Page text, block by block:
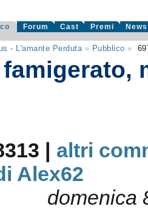
Forum Cast Premi News
- L'amante Perduta» Pubblico »
| altri
Alex62
domenica